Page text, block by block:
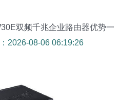
双频千兆企业路由器优势一
览
2026-08-06 06:19:26